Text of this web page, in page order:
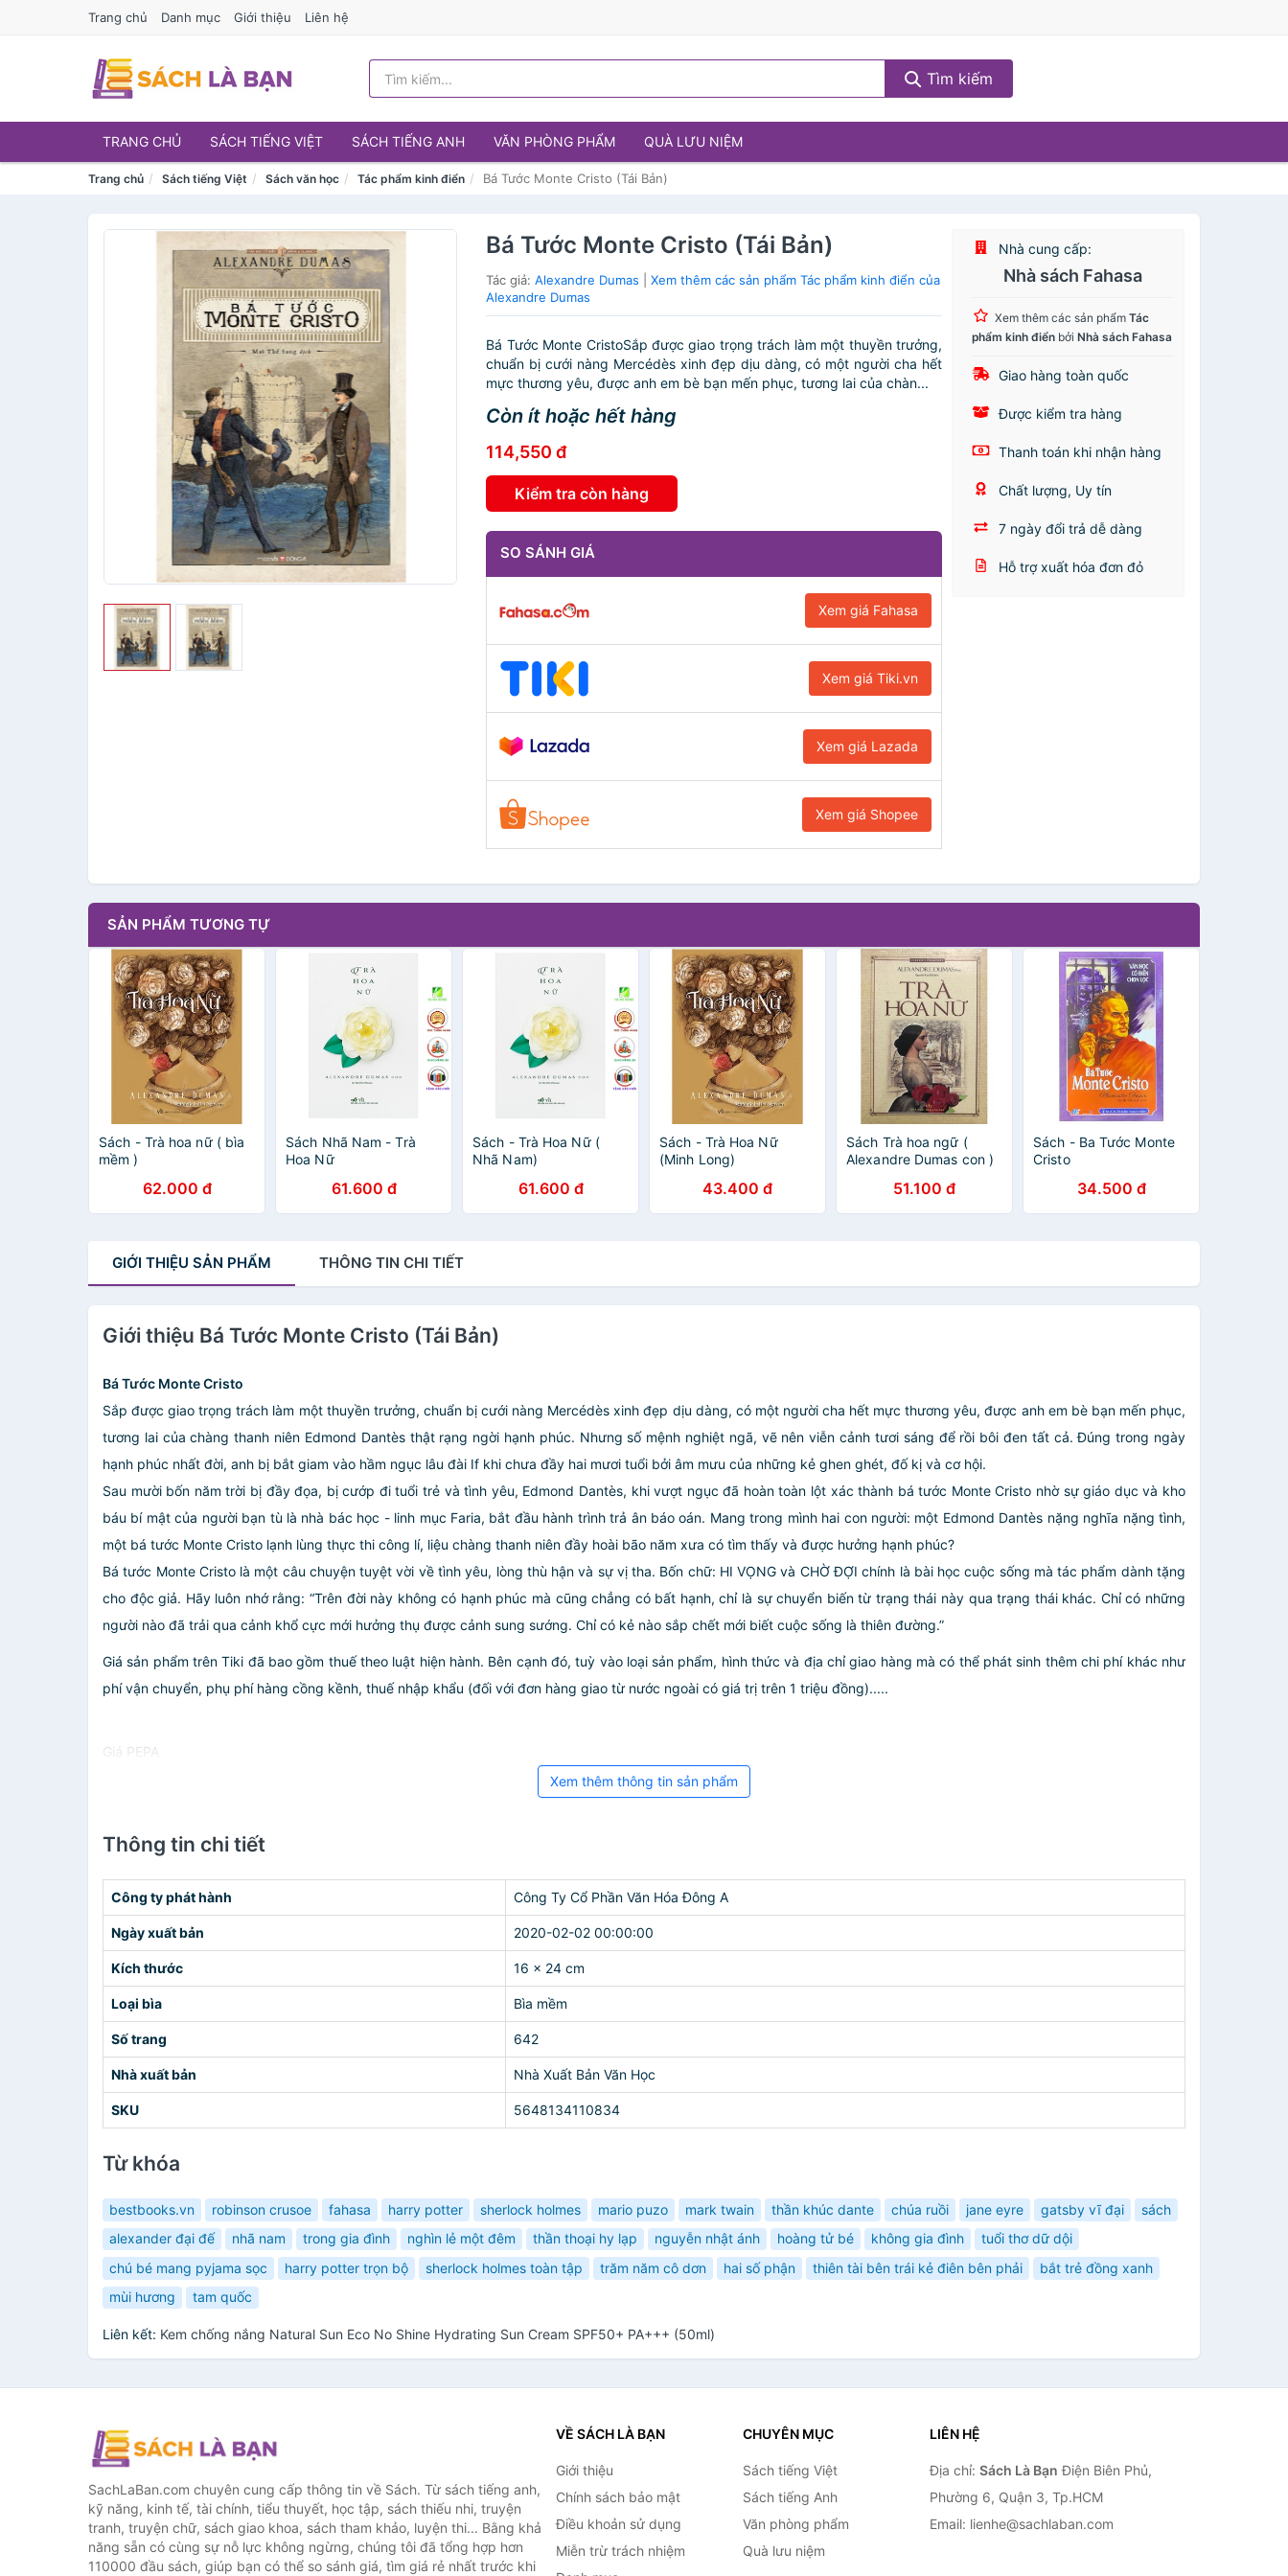
Trang chủ Danh mục Giới thiệu Liên hệ
Tìm kiếm
TRANG CHỦ SÁCH TIẾNG VIỆT SÁCH TIẾNG ANH VĂN PHÒNG PHẨM QUÀ LƯU NIỆM
Trang chủ Sách tiếng Việt Sách văn học Tác phẩm kinh điển Bá Tước Monte Cristo (Tái Bản)
Bá Tước Monte Cristo (Tái Bản)
Tác giả:Alexandre Dumas |Xem thêm các sản phẩm Tác phẩm kinh điển của
Alexandre Dumas
Bá Tước Monte CristoSắp được giao trọng trách làm một thuyền trưởng,
chuẩn bị cưới nàng Mercédès xinh đẹp dịu dàng, có một người cha hết
mực thương yêu, được anh em bè bạn mến phục, tương lai của chàn...
Còn ít hoặc hết hàng
114,550 đ
Kiểm tra còn hàng
SO SÁNH GIÁ
Xem giá Fahasa
Xem giá Tiki.vn
Xem giá Lazada
Xem giá Shopee
Nhà cung cấp:
Nhà sách Fahasa
Xem thêm các sản phẩmTác
phẩm kinh điển bởiNhà sách Fahasa
Giao hàng toàn quốc
Được kiểm tra hàng
Thanh toán khi nhận hàng
Chất lượng, Uy tín
7 ngày đổi trả dễ dàng
Hỗ trợ xuất hóa đơn đỏ
SẢN PHẨM TƯƠNG TỰ
Sách - Trà hoa nữ ( bìa
mềm )
62.000 đ
Sách Nhã Nam - Trà
Hoa Nữ
61.600 đ
Sách - Trà Hoa Nữ (
Nhã Nam)
61.600 đ
Sách - Trà Hoa Nữ
(Minh Long)
43.400 đ
Sách Trà hoa ngữ (
Alexandre Dumas con )
51.100 đ
Sách - Ba Tước Monte
Cristo
34.500 đ
GIỚI THIỆU SẢN PHẨM THÔNG TIN CHI TIẾT
Giới thiệu Bá Tước Monte Cristo (Tái Bản)
Bá Tước Monte Cristo
Sắp được giao trọng trách làm một thuyền trưởng, chuẩn bị cưới nàng Mercédès xinh đẹp dịu dàng, có một người cha hết mực thương yêu, được anh em bè bạn mến phục,
tương lai của chàng thanh niên Edmond Dantès thật rạng ngời hạnh phúc. Nhưng số mệnh nghiệt ngã, vẽ nên viễn cảnh tươi sáng để rồi bôi đen tất cả. Đúng trong ngày
hạnh phúc nhất đời, anh bị bắt giam vào hầm ngục lâu đài If khi chưa đầy hai mươi tuổi bởi âm mưu của những kẻ ghen ghét, đố kị và cơ hội.
Sau mười bốn năm trời bị đầy đọa, bị cướp đi tuổi trẻ và tình yêu, Edmond Dantès, khi vượt ngục đã hoàn toàn lột xác thành bá tước Monte Cristo nhờ sự giáo dục và kho
báu bí mật của người bạn tù là nhà bác học - linh mục Faria, bắt đầu hành trình trả ân báo oán. Mang trong mình hai con người: một Edmond Dantès nặng nghĩa nặng tình,
một bá tước Monte Cristo lạnh lùng thực thi công lí, liệu chàng thanh niên đầy hoài bão năm xưa có tìm thấy và được hưởng hạnh phúc?
Bá tước Monte Cristo là một câu chuyện tuyệt vời về tình yêu, lòng thù hận và sự vị tha. Bốn chữ: HI VỌNG và CHỜ ĐỢI chính là bài học cuộc sống mà tác phẩm dành tặng
cho độc giả. Hãy luôn nhớ rằng: “Trên đời này không có hạnh phúc mà cũng chẳng có bất hạnh, chỉ là sự chuyển biến từ trạng thái này qua trạng thái khác. Chỉ có những
người nào đã trải qua cảnh khổ cực mới hưởng thụ được cảnh sung sướng. Chỉ có kẻ nào sắp chết mới biết cuộc sống là thiên đường.”
Giá sản phẩm trên Tiki đã bao gồm thuế theo luật hiện hành. Bên cạnh đó, tuỳ vào loại sản phẩm, hình thức và địa chỉ giao hàng mà có thể phát sinh thêm chi phí khác như
phí vận chuyển, phụ phí hàng cồng kềnh, thuế nhập khẩu (đối với đơn hàng giao từ nước ngoài có giá trị trên 1 triệu đồng).....
Giá PEPA
Xem thêm thông tin sản phẩm
Thông tin chi tiết
Công ty phát hành Công Ty Cổ Phần Văn Hóa Đông A
Ngày xuất bản 2020-02-02 00:00:00
Kích thước 16 x 24 cm
Loại bìa Bìa mềm
Số trang 642
Nhà xuất bản Nhà Xuất Bản Văn Học
SKU 5648134110834
Từ khóa
bestbooks.vn robinson crusoe fahasa harry potter sherlock holmes mario puzo mark twain thần khúc dante chúa ruồi jane eyre gatsby vĩ đại
sách
alexander đại đế
nhã nam trong gia đình nghìn lẻ một đêm thần thoại hy lạp nguyễn nhật ánh hoàng tử bé không gia đình
tuổi thơ dữ dội
chú bé mang pyjama sọc
harry potter trọn bộ sherlock holmes toàn tập trăm năm cô dơn hai số phận thiên tài bên trái kẻ điên bên phải
bắt trẻ đồng xanh
mùi hương
tam quốc
Liên kết: Kem chống nắng Natural Sun Eco No Shine Hydrating Sun Cream SPF50+ PA+++ (50ml)
SachLaBan.com chuyên cung cấp thông tin về Sách. Từ sách tiếng anh,
kỹ năng, kinh tế, tài chính, tiểu thuyết, học tập, sách thiếu nhi, truyện
tranh, truyện chữ, sách giao khoa, sách tham khảo, luyện thi... Bằng khả
năng sẵn có cùng sự nỗ lực không ngừng, chúng tôi đã tổng hợp hơn
110000 đầu sách, giúp bạn có thể so sánh giá, tìm giá rẻ nhất trước khi
VỀ SÁCH LÀ BẠN
Giới thiệu
Chính sách bảo mật
Điều khoản sử dụng
Miễn trừ trách nhiệm
CHUYÊN MỤC
Sách tiếng Việt
Sách tiếng Anh
Văn phòng phẩm
Quà lưu niệm
LIÊN HỆ
Địa chỉ: Sách Là Bạn Điện Biên Phủ,
Phường 6, Quận 3, Tp.HCM
Email: lienhe@sachlaban.com